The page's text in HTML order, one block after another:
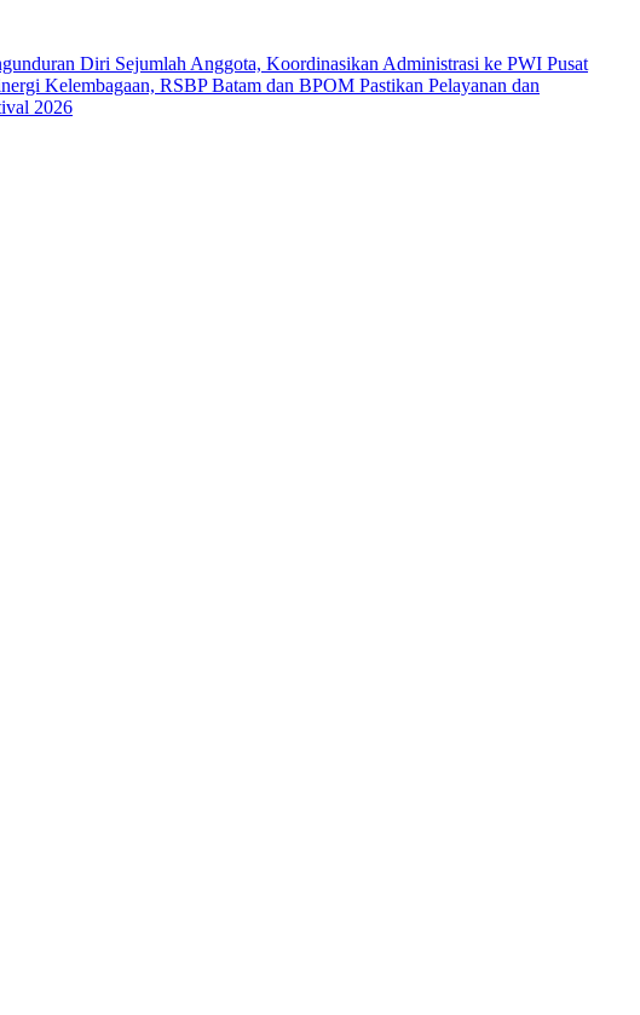
Diri Sejumlah Anggota, Koordinasikan Administrasi ke PWI Pusat
Kelembagaan, RSBP Batam dan BPOM Pastikan Pelayanan dan
2026